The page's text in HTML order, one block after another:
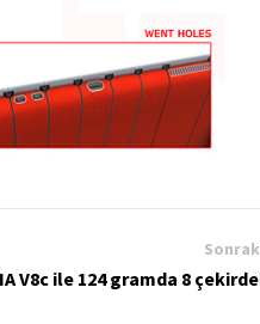
V8c ile 124 gramda 8